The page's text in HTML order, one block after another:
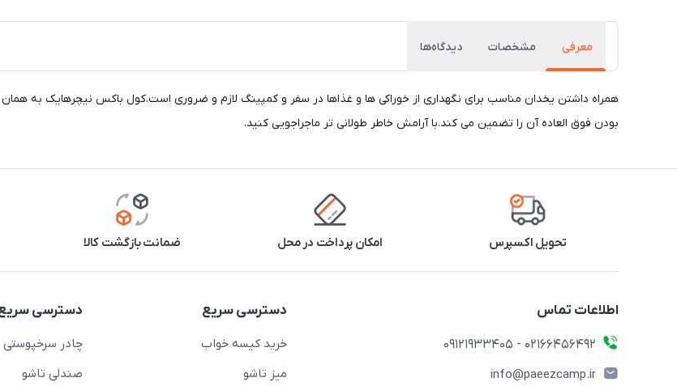
معرفی مشخصات دیدگاه‌ها
همراه داشتن یخدان مناسب برای نگهداری از خوراکی ها و غذاها در سفر و کمپینگ لازم و ضروری است.کول باکس نیچرهایک به
بودن فوق العاده آن را تضمین می کند.با آرامش خاطر طولانی تر ماجراجویی کنید.
تحویل اکسپرس امکان پرداخت در محل ضمانت بازگشت کالا
اطلاعات تماس
02166456492 - 09121933405
info@paeezcamp.ir
دسترسی سریع
خرید کیسه خواب
میز تاشو
دسترسی
چادر سرخپوستی
صندلی تاشو